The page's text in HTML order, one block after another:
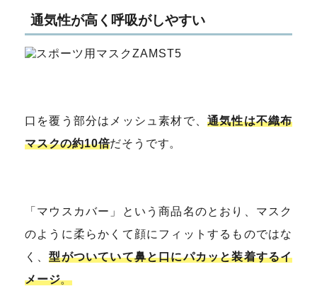
通気性が高く呼吸がしやすい
口を覆う部分はメッシュ素材で、 通気性は不織布
マスクの約10倍だそうです。
「マウスカバー」という商品名のとおり、マスク
のように柔らかくて顔にフィットするものではな
く、型がついていて鼻と口にパカッと装着するイ
メージ。